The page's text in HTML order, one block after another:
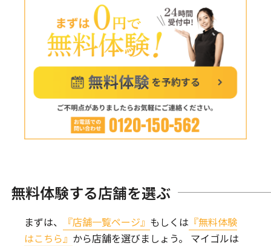
無料体験する店舗を選ぶ
まずは、 『店舗一覧ページ』 もしくは 『無料体験
はこちら』 から店舗を選びましょう。
マイゴルは